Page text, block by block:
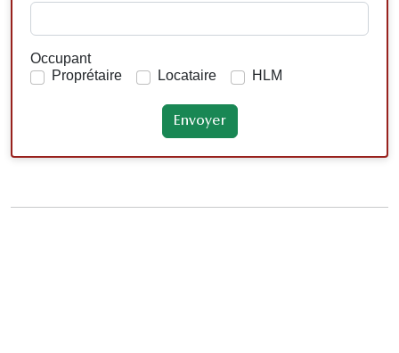
Occupant
Proprétaire
Locataire HLM